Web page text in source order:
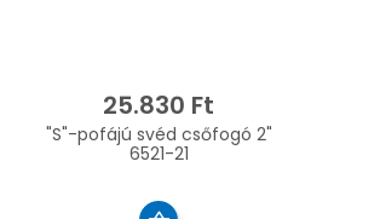
25.830 Ft
"S"-pofájú svéd csőfogó 2"
6521-21